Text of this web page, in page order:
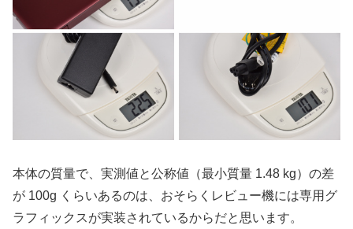
本体の質量で、実測値と公称値（最小質量 1.48 kg）の差
が 100g くらいあるのは、おそらくレビュー機には専用グ
ラフィックスが実装されているからだと思います。